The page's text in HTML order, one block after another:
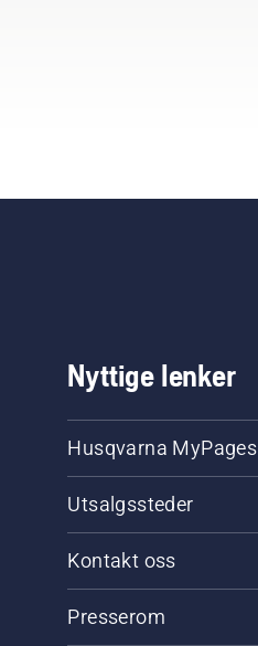
Nyttige lenker
Husqvarna MyPages
Utsalgssteder
Kontakt oss
Presserom